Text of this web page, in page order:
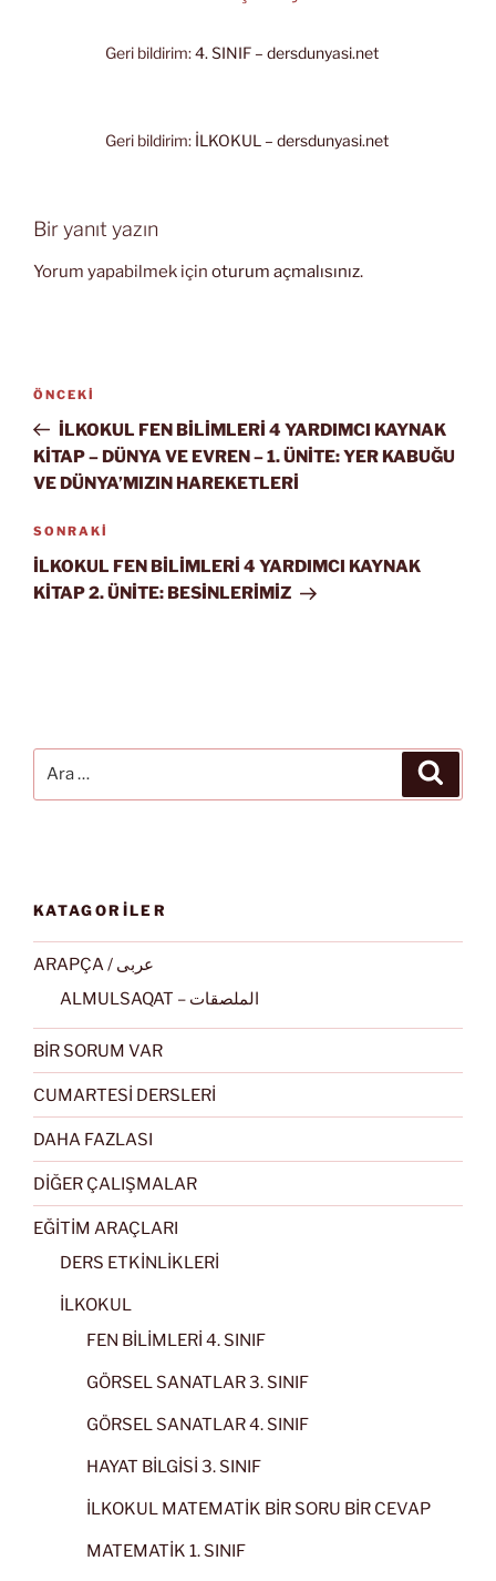
Geri bildirim:4. SINIF – dersdunyasi.net
Geri bildirim: İLKOKUL – dersdunyasi.net
Bir yanıt yazın
Yorum yapabilmek için oturum açmalısınız.
Yazı
gezinmesi
Önceki
Yazı
ÖNCEKI
İLKOKUL FEN BİLİMLERİ 4 YARDIMCI KAYNAK
KİTAP – DÜNYA VE EVREN – 1. ÜNİTE: YER KABUĞU
VE DÜNYA’MIZIN HAREKETLERİ
Sonraki
Yazı
SONRAKI
İLKOKUL FEN BİLİMLERİ 4 YARDIMCI KAYNAK
KİTAP 2. ÜNİTE: BESİNLERİMİZ
KATAGORİLER
ARAPÇA / عربى
ALMULSAQAT – الملصقات
BİR SORUM VAR
CUMARTESİ DERSLERİ
DAHA FAZLASI
DİĞER ÇALIŞMALAR
EĞİTİM ARAÇLARI
DERS ETKİNLİKLERİ
İLKOKUL
FEN BİLİMLERİ 4. SINIF
GÖRSEL SANATLAR 3. SINIF
GÖRSEL SANATLAR 4. SINIF
HAYAT BİLGİSİ 3. SINIF
İLKOKUL MATEMATİK BİR SORU BİR CEVAP
MATEMATİK 1. SINIF